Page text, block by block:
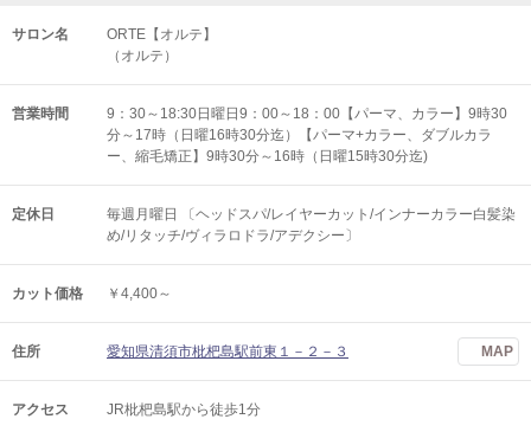
サロン名
ORTE【オルテ】
（オルテ）
営業時間
9：30～18:30日曜日9：00～18：00【パーマ、カラー】9時30
分～17時（日曜16時30分迄）【パーマ+カラー、ダブルカラ
ー、縮毛矯正】9時30分～16時（日曜15時30分迄)
定休日
毎週月曜日 〔ヘッドスパ/レイヤーカット/インナーカラー白髪染
め/リタッチ/ヴィラロドラ/アデクシー〕
カット価格 ￥4,400～
住所 愛知県清須市枇杷島駅前東１－２－３ MAP
アクセス JR枇杷島駅から徒歩1分